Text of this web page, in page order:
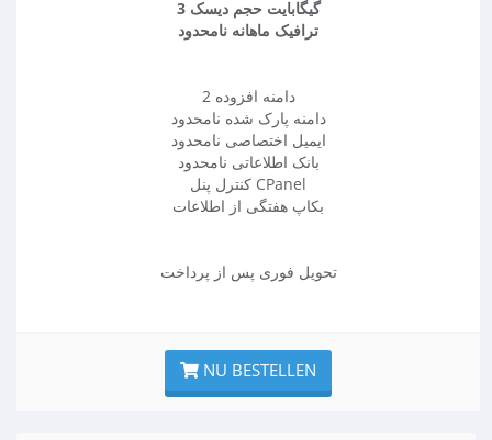
3 گیگابایت حجم دیسک
ترافیک ماهانه نامحدود
2 دامنه افزوده
دامنه پارک شده نامحدود
ایمیل اختصاصی نامحدود
بانک اطلاعاتی نامحدود
کنترل پنل CPanel
بکاپ هفتگی از اطلاعات
تحویل فوری پس از پرداخت
NU BESTELLEN